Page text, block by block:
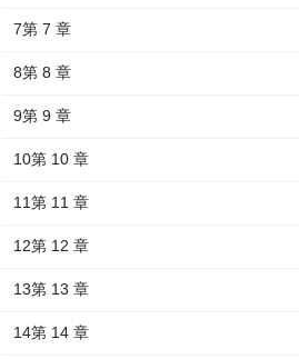
7第 7 章
8第 8 章
9第 9 章
10第 10 章
11第 11 章
12第 12 章
13第 13 章
14第 14 章